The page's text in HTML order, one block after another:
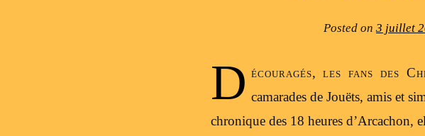
Posted on 3 juillet
D écouragés, les fans des
camarades de Jouëts, amis et
chronique des 18 heures d’Arcachon,